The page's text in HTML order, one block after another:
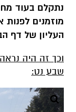
נתקלם בעוד
מוזמנים
העליון של דף
וכך זה היה
שבע נט: